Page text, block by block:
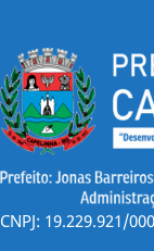
CNPJ: 19.229.921/